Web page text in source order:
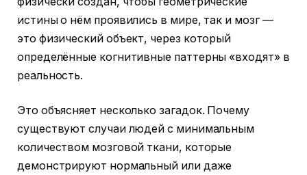
истины о нём проявились в мире, так и мозг —
это физический объект, через который
определённые когнитивные паттерны «входят» в
реальность.
Это объясняет несколько загадок. Почему
существуют случаи людей с минимальным
количеством мозговой ткани, которые
демонстрируют нормальный или даже